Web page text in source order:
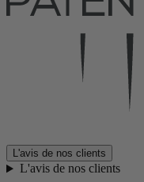
L'avis de nos clients
L'avis de nos clients